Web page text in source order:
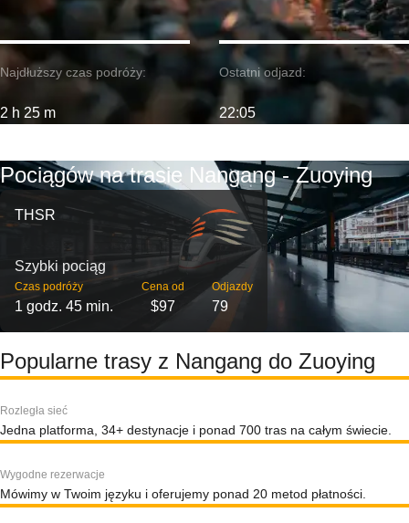
Najdłuższy czas podróży:
2 h 25 m
Ostatni odjazd:
22:05
Pociągów na trasie Nangang - Zuoying
THSR
Szybki pociąg
Czas podróży
1 godz. 45 min.
Cena od
$97
Odjazdy
79
Popularne trasy z Nangang do Zuoying
Rozległa sieć
Jedna platforma, 34+ destynacje i ponad 700 tras na całym świecie.
Wygodne rezerwacje
Mówimy w Twoim języku i oferujemy ponad 20 metod płatności.